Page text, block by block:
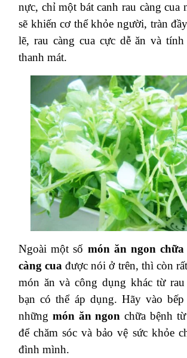
nực, chỉ một bát canh rau càng cua
sẽ khiến cơ thể khỏe người, tràn
lẽ, rau càng cua cực dễ ăn và
thanh mát.
Ngoài một số món ăn ngon
càng cua được nói ở trên, thì còn
món ăn và công dụng khác từ rau
bạn có thể áp dụng. Hãy vào
những món ăn ngon chữa bệnh
để chăm sóc và bảo vệ sức khỏe
đình mình.